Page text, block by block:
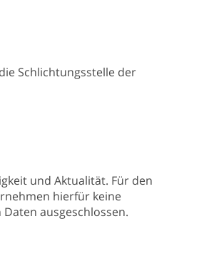
Schlichtungsstelle der
und Aktualität. Für den
hierfür keine
ausgeschlossen.